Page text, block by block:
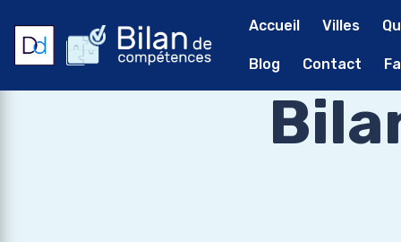
Accueil Villes
Blog Contact